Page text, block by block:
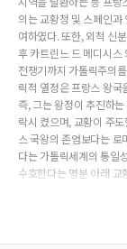
의는 교황청 및 스페인과
여하였다. 또한, 외척 신
후 카트린느 드 메디시스
전쟁기까지 가톨릭주의
릭적 열정은 프랑스 왕국
즉, 그는 왕정이 추진하
락시 켰으며, 교황이 주
스 국왕의 존엄보다는
다는 가톨릭세계의 통일
수호한다는 명분 아래